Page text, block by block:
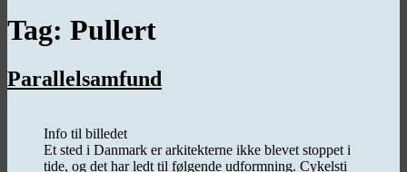
Tag: Pullert
Parallelsamfund
Info til billedet
Et sted i Danmark er arkitekterne ikke blevet stoppet i
tide, og det har ledt til følgende udformning. Cykelsti